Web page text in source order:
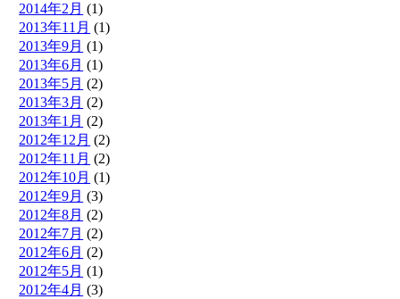
2014年2月 (1)
2013年11月 (1)
2013年9月 (1)
2013年6月 (1)
2013年5月 (2)
2013年3月 (2)
2013年1月 (2)
2012年12月 (2)
2012年11月 (2)
2012年10月 (1)
2012年9月 (3)
2012年8月 (2)
2012年7月 (2)
2012年6月 (2)
2012年5月 (1)
2012年4月 (3)